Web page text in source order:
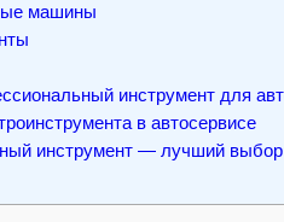
машины
инструмент для
в автосервисе
инструмент — лучший выбор